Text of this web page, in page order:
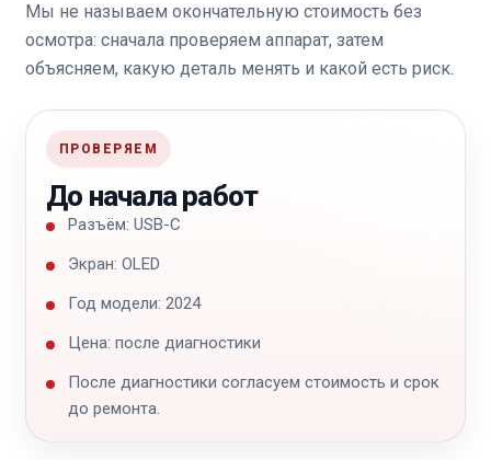
Мы не называем окончательную стоимость без
осмотра: сначала проверяем аппарат, затем
объясняем, какую деталь менять и какой есть риск.
ПРОВЕРЯЕМ
До начала работ
Разъём: USB-C
Экран: OLED
Год модели: 2024
Цена: после диагностики
После диагностики согласуем стоимость и срок
до ремонта.